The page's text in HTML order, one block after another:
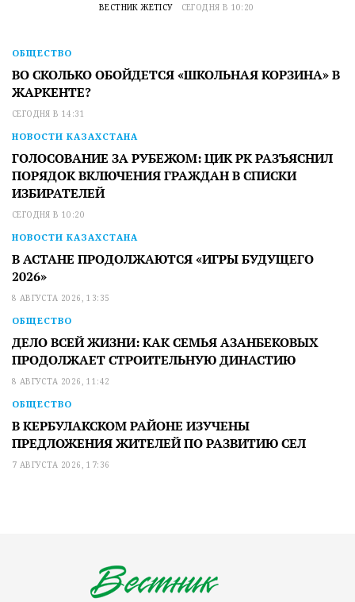
ВЕСТНИК ЖЕТІСУ СЕГОДНЯ В 10:20
ОБЩЕСТВО
ВО СКОЛЬКО ОБОЙДЕТСЯ «ШКОЛЬНАЯ КОРЗИНА» В
ЖАРКЕНТЕ?
СЕГОДНЯ В 14:31
НОВОСТИ КАЗАХСТАНА
ГОЛОСОВАНИЕ ЗА РУБЕЖОМ: ЦИК РК РАЗЪЯСНИЛ
ПОРЯДОК ВКЛЮЧЕНИЯ ГРАЖДАН В СПИСКИ
ИЗБИРАТЕЛЕЙ
СЕГОДНЯ В 10:20
НОВОСТИ КАЗАХСТАНА
В АСТАНЕ ПРОДОЛЖАЮТСЯ «ИГРЫ БУДУЩЕГО
2026»
8 АВГУСТА 2026, 13:35
ОБЩЕСТВО
ДЕЛО ВСЕЙ ЖИЗНИ: КАК СЕМЬЯ АЗАНБЕКОВЫХ
ПРОДОЛЖАЕТ СТРОИТЕЛЬНУЮ ДИНАСТИЮ
8 АВГУСТА 2026, 11:42
ОБЩЕСТВО
В КЕРБУЛАКСКОМ РАЙОНЕ ИЗУЧЕНЫ
ПРЕДЛОЖЕНИЯ ЖИТЕЛЕЙ ПО РАЗВИТИЮ СЕЛ
7 АВГУСТА 2026, 17:36